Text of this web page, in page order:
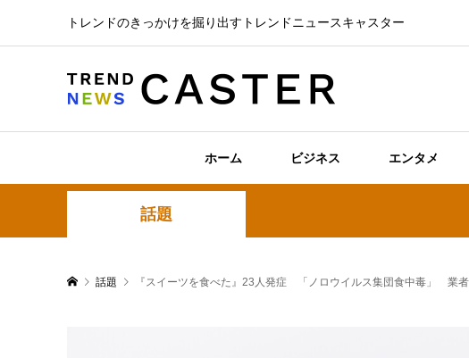
トレンドのきっかけを掘り出すトレンドニュースキャスター
ホーム ビジネス エンタメ
話題
話題 『スイーツを食べた』23人発症 「ノロウイルス集団食中毒」 業